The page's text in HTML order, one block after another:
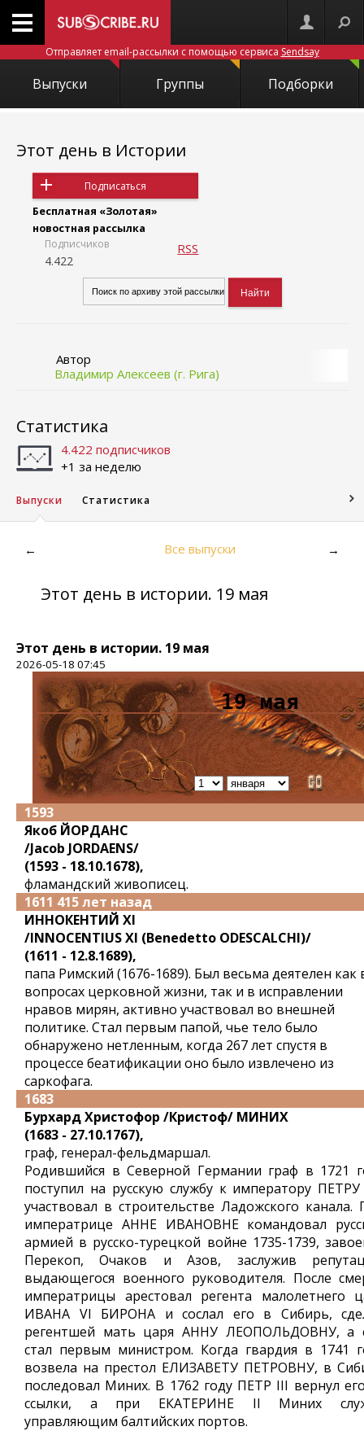
Отправляет email-рассылки с помощью сервиса Sendsay
Выпуски Группы Подборки
Этот день в Истории
Подписаться
Бесплатная «Золотая»
новостная рассылка
Подписчиков
4.422
RSS
Автор
Владимир Алексеев (г. Рига)
Статистика
4.422 подписчиков
+1 за неделю
Выпуски Статистика
← Все выпуски →
Этот день в истории. 19 мая
Этот день в истории. 19 мая
2026-05-18 07:45
19 мая
1593
Якоб ЙОРДАНС
/Jacob JORDAENS/
(1593 - 18.10.1678),
фламандский живописец.
1611 415 лет назад
ИННОКЕНТИЙ XI
/INNOCENTIUS XI (Benedetto ODESCALCHI)/
(1611 - 12.8.1689),
папа Римский (1676-1689). Был весьма деятелен как
вопросах церковной жизни, так и в исправлении
нравов мирян, активно участвовал во внешней
политике. Стал первым папой, чье тело было
обнаружено нетленным, когда 267 лет спустя в
процессе беатификации оно было извлечено из
саркофага.
1683
Бурхард Христофор /Кристоф/ МИНИХ
(1683 - 27.10.1767),
граф, генерал-фельдмаршал.
Родившийся в Северной Германии граф в 1721
поступил на русскую службу к императору
участвовал в строительстве Ладожского канала.
императрице АННЕ ИВАНОВНЕ командовал
армией в русско-турецкой войне 1735-1739,
Перекоп, Очаков и Азов, заслужив
выдающегося военного руководителя. После
императрицы арестовал регента малолетнего
ИВАНА VI БИРОНА и сослал его в Сибирь,
регентшей мать царя АННУ ЛЕОПОЛЬДОВНУ, а
стал первым министром. Когда гвардия в 1741
возвела на престол ЕЛИЗАВЕТУ ПЕТРОВНУ, в
последовал Миних. В 1762 году ПЕТР III вернул
ссылки, а при ЕКАТЕРИНЕ II Миних
управляющим балтийских портов.